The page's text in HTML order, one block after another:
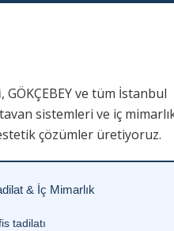
, GÖKÇEBEY ve tüm İstanbul
sistemleri ve iç
çözümler üretiyoruz.
& İç Mimarlık
tadilatı